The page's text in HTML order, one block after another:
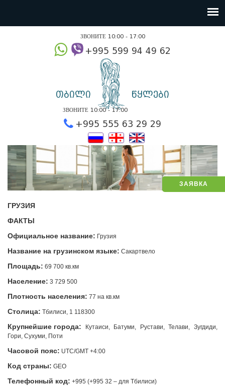
ЗАЯВКА
ЗВОНИТЕ 10:00 - 17:00
თბილი წყლები
ЗВОНИТЕ 10:00 - 17:00
+995 555 63 29
ГРУЗИЯ
ФАКТЫ
Официальное название: Грузия
Название на грузинском языке: Сакартвело
Площадь: 69 700 кв.км
Население: 3 729 500
Плотность населения: 77 на кв.км
Столица: Тбилиси, 1 118300
Крупнейшие города: Кутаиси, Батуми, Рустави, Телави, Зугдиди,
Гори, Сухуми, Поти
Часовой пояс: UTC/GMT +4:00
Код страны: GEO
Телефонный код: +995 (+995 32 – для Тбилиси)